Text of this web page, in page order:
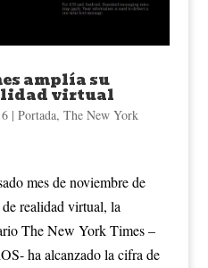
amplía su
virtual
| Portada, The New York
mes de noviembre de
realidad virtual, la
The New York Times –
ha alcanzado la cifra de